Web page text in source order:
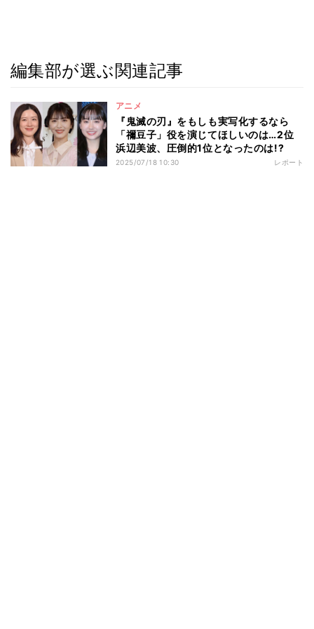
編集部が選ぶ関連記事
アニメ
『鬼滅の刃』をもしも実写化するなら
「禰豆子」役を演じてほしいのは…2位
浜辺美波、圧倒的1位となったのは!?
2025/07/18 10:30 レポート